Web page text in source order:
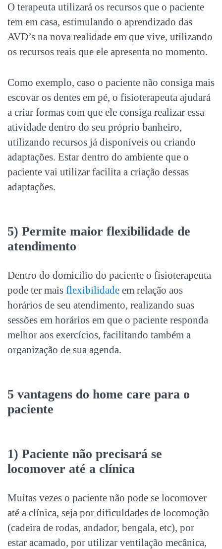
O terapeuta utilizará os recursos que o paciente
tem em casa, estimulando o aprendizado das
AVD’s na nova realidade em que vive, utilizando
os recursos reais que ele apresenta no momento.
Como exemplo, caso o paciente não consiga mais
escovar os dentes em pé, o fisioterapeuta ajudará
a criar formas com que ele consiga realizar essa
atividade dentro do seu próprio banheiro,
utilizando recursos já disponíveis ou criando
adaptações. Estar dentro do ambiente que o
paciente vai utilizar facilita a criação dessas
adaptações.
5) Permite maior flexibilidade de
atendimento
Dentro do domicílio do paciente o fisioterapeuta
pode ter mais flexibilidade em relação aos
horários de seu atendimento, realizando suas
sessões em horários em que o paciente responda
melhor aos exercícios, facilitando também a
organização de sua agenda.
5 vantagens do home care para o
paciente
1) Paciente não precisará se
locomover até a clínica
Muitas vezes o paciente não pode se locomover
até a clínica, seja por dificuldades de locomoção
(cadeira de rodas, andador, bengala, etc), por
estar acamado, por utilizar ventilação mecânica,